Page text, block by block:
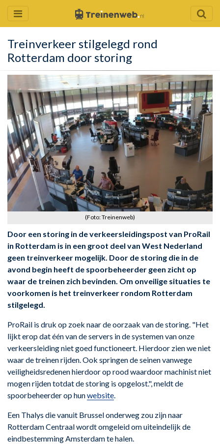
Treinverkeer stilgelegd rond
Rotterdam door storing
(Foto: Treinenweb)
Door een storing in de verkeersleidingspost van ProRail
in Rotterdam is in een groot deel van West Nederland
geen treinverkeer mogelijk. Door de storing die in de
avond begin heeft de spoorbeheerder geen zicht op
waar de treinen zich bevinden. Om onveilige situaties te
voorkomen is het treinverkeer rondom Rotterdam
stilgelegd.
ProRail is druk op zoek naar de oorzaak van de storing. "Het
lijkt erop dat één van de servers in de systemen van onze
verkeersleiding niet goed functioneert. Hierdoor zien we niet
waar de treinen rijden. Ook springen de seinen vanwege
veiligheidsredenen hierdoor op rood waardoor machinist niet
mogen rijden totdat de storing is opgelost.", meldt de
spoorbeheerder op hunwebsite.
Een Thalys die vanuit Brussel onderweg zou zijn naar
Rotterdam Centraal wordt omgeleid om uiteindelijk de
eindbestemming Amsterdam te halen.